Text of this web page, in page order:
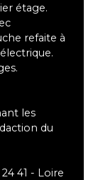
étage.
refaite à
les
du
41 - Loire